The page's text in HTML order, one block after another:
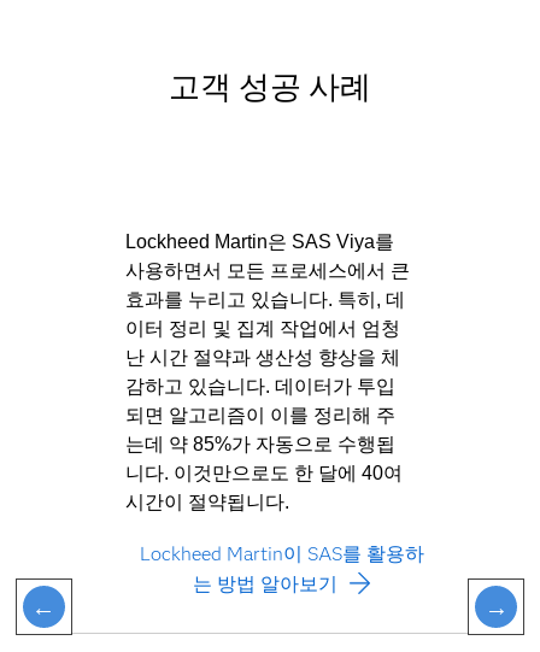
고객 성공 사례
Lockheed Martin은 SAS Viya를
사용하면서 모든 프로세스에서 큰
효과를 누리고 있습니다. 특히, 데
이터 정리 및 집계 작업에서 엄청
난 시간 절약과 생산성 향상을 체
감하고 있습니다. 데이터가 투입
되면 알고리즘이 이를 정리해 주
는데 약 85%가 자동으로 수행됩
니다. 이것만으로도 한 달에 40여
시간이 절약됩니다.
Lockheed Martin이 SAS를 활용하
는 방법 알아보기